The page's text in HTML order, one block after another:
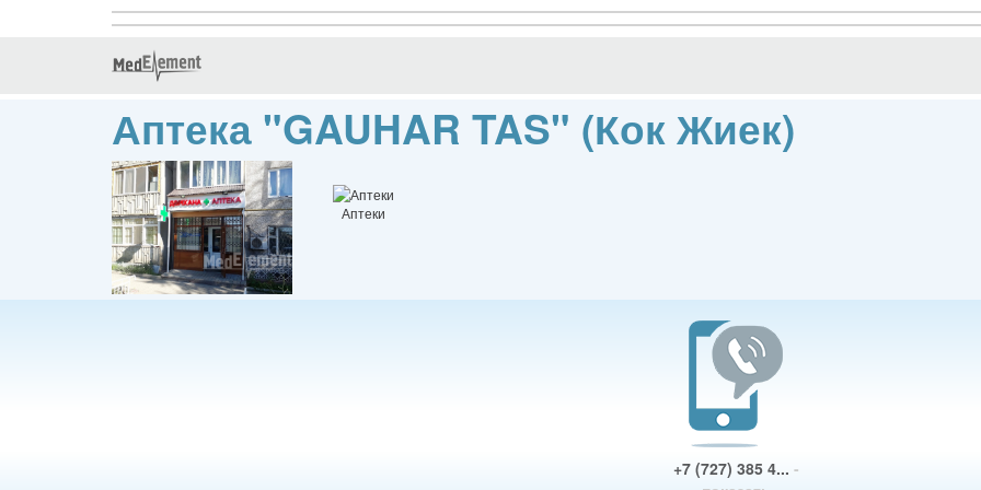
Аптека "GAUHAR TAS" (Кок Жиек)
Аптеки
+7 (727) 385 4... -